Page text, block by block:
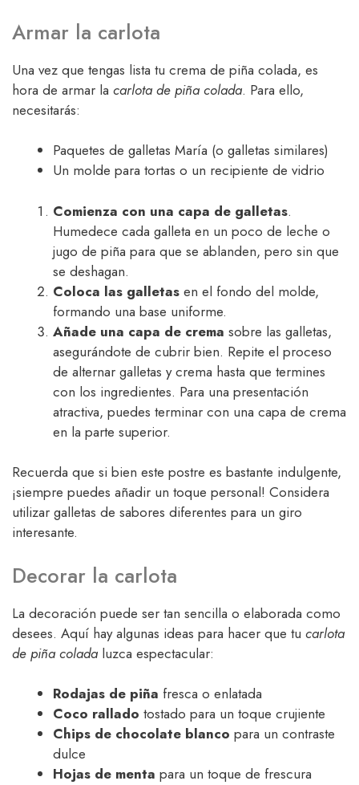
Armar la carlota
Una vez que tengas lista tu crema de piña colada, es
hora de armar la carlota de piña colada. Para ello,
necesitarás:
Paquetes de galletas María (o galletas similares)
Un molde para tortas o un recipiente de vidrio
Comienza con una capa de galletas.
Humedece cada galleta en un poco de leche o
jugo de piña para que se ablanden, pero sin que
se deshagan.
Coloca las galletas en el fondo del molde,
formando una base uniforme.
Añade una capa de crema sobre las galletas,
asegurándote de cubrir bien. Repite el proceso
de alternar galletas y crema hasta que termines
con los ingredientes. Para una presentación
atractiva, puedes terminar con una capa de crema
en la parte superior.
Recuerda que si bien este postre es bastante indulgente,
¡siempre puedes añadir un toque personal! Considera
utilizar galletas de sabores diferentes para un giro
interesante.
Decorar la carlota
La decoración puede ser tan sencilla o elaborada como
desees. Aquí hay algunas ideas para hacer que tu carlota
de piña colada luzca espectacular:
Rodajas de piña fresca o enlatada
Coco rallado tostado para un toque crujiente
Chips de chocolate blanco para un contraste
dulce
Hojas de menta para un toque de frescura